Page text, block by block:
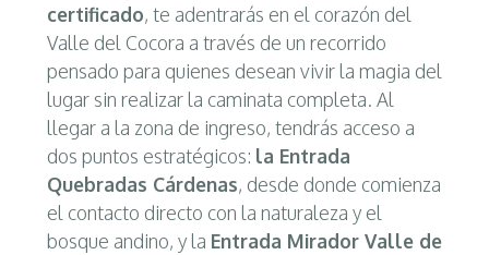
certificado, te adentrarás en el corazón del
Valle del Cocora a través de un recorrido
pensado para quienes desean vivir la magia del
lugar sin realizar la caminata completa. Al
llegar a la zona de ingreso, tendrás acceso a
dos puntos estratégicos: la Entrada
Quebradas Cárdenas, desde donde comienza
el contacto directo con la naturaleza y el
bosque andino, y la Entrada Mirador Valle de